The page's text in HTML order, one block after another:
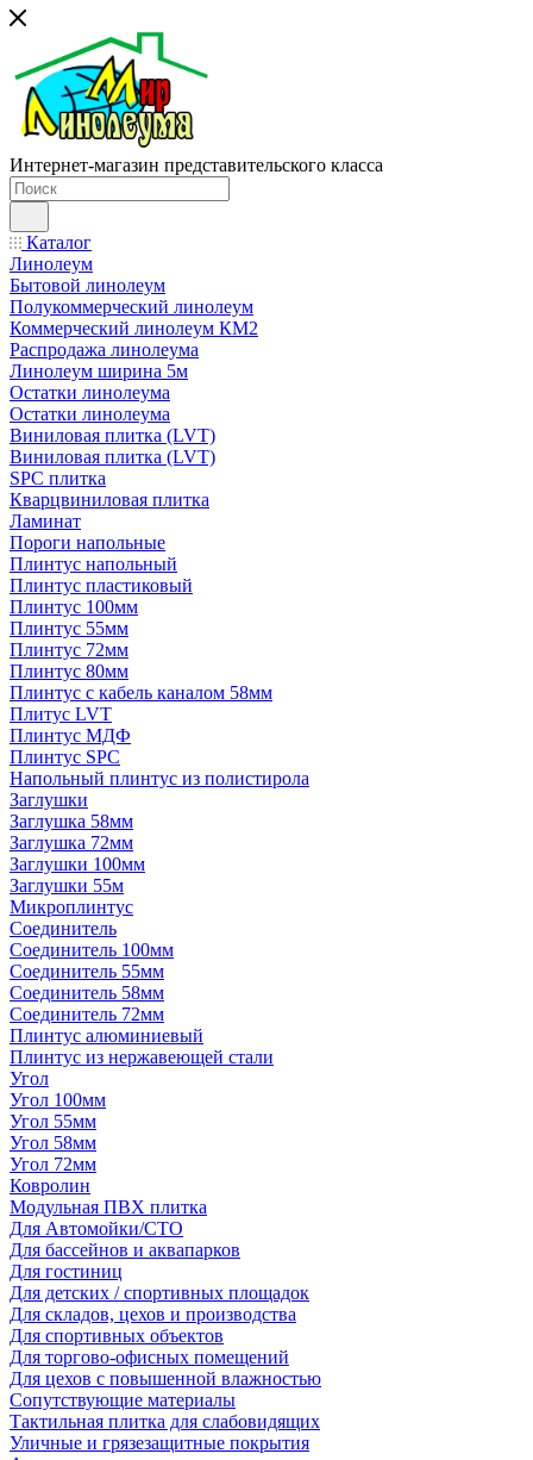
Интернет-магазин представительского класса
Каталог
Линолеум
Бытовой линолеум
Полукоммерческий линолеум
Коммерческий линолеум КМ2
Распродажа линолеума
Линолеум ширина 5м
Остатки линолеума
Остатки линолеума
Виниловая плитка (LVT)
Виниловая плитка (LVT)
SPC плитка
Кварцвиниловая плитка
Ламинат
Пороги напольные
Плинтус напольный
Плинтус пластиковый
Плинтус 100мм
Плинтус 55мм
Плинтус 72мм
Плинтус 80мм
Плинтус с кабель каналом 58мм
Плитус LVT
Плинтус МДФ
Плинтус SPC
Напольный плинтус из полистирола
Заглушки
Заглушка 58мм
Заглушка 72мм
Заглушки 100мм
Заглушки 55м
Микроплинтус
Соединитель
Соединитель 100мм
Соединитель 55мм
Соединитель 58мм
Соединитель 72мм
Плинтус алюминиевый
Плинтус из нержавеющей стали
Угол
Угол 100мм
Угол 55мм
Угол 58мм
Угол 72мм
Ковролин
Модульная ПВХ плитка
Для Автомойки/СТО
Для бассейнов и аквапарков
Для гостиниц
Для детских / спортивных площадок
Для складов, цехов и производства
Для спортивных объектов
Для торгово-офисных помещений
Для цехов с повышенной влажностью
Сопутствующие материалы
Тактильная плитка для слабовидящих
Уличные и грязезащитные покрытия